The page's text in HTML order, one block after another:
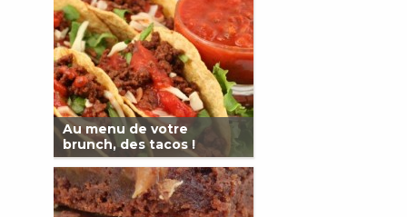
Au menu de votre
brunch, des tacos !